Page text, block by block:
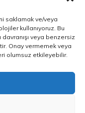
saklamak ve/veya
kullanıyoruz. Bu
veya benzersiz
Onay vermemek veya
olumsuz etkileyebilir.
Şirketleri
Tarafından
Privacy Policy
daha fazla şey